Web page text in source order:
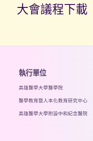
大會議程下載
執行單位
高雄醫學大學醫學院
醫學教育暨人本化教育研究中心
高雄醫學大學附設中和紀念醫院